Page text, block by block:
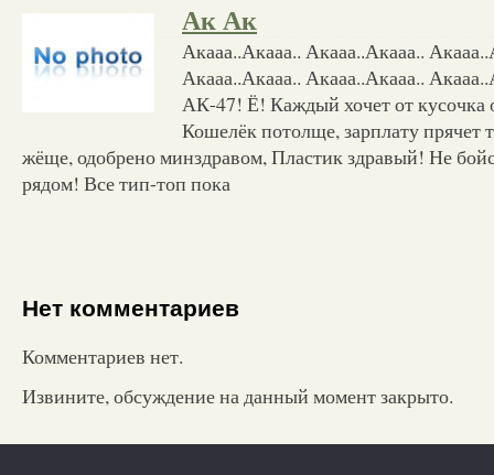
Ак Ак
Акааа..Акааа.. Акааа..Акааа..
Акааа..Акааа.. Акааа..Акааа..
АК-47! Ё! Каждый хочет от кусочка
Кошелёк потолще, зарплату прячет
жёще, одобрено минздравом, Пластик здравый! Не
рядом! Все тип-топ пока
Нет комментариев
Комментариев нет.
Извините, обсуждение на данный момент закрыто.